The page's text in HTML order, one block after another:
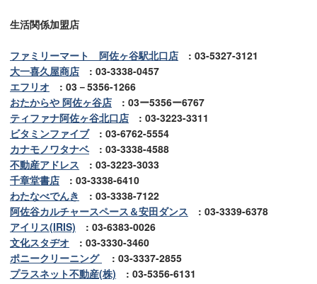
生活関係加盟店
ファミリーマート 阿佐ヶ谷駅北口店
: 03-5327-3121
大一喜久屋商店
: 03-3338-0457
エフリオ
: 03－5356-1266
おたからや 阿佐ヶ谷店
: 03ー5356ー6767
ティファナ阿佐ヶ谷北口店
: 03-3223-3311
ビタミンファイブ
: 03-6762-5554
カナモノワタナベ
: 03-3338-4588
不動産アドレス
: 03-3223-3033
千章堂書店
: 03-3338-6410
わたなべでんき
: 03-3338-7122
阿佐谷カルチャースペース＆安田ダンス
: 03-3339-6378
アイリス(IRIS)
: 03-6383-0026
文化スタヂオ
: 03-3330-3460
ポニークリーニング
: 03-3337-2855
プラスネット不動産(株)
: 03-5356-6131